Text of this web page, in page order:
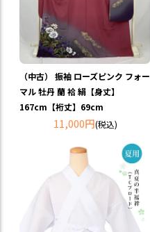
（中古） 振袖 ローズピンク フォー
マル 牡丹 蘭 袷 絹【身丈】
167cm【裄丈】69cm
11,000円(税込)